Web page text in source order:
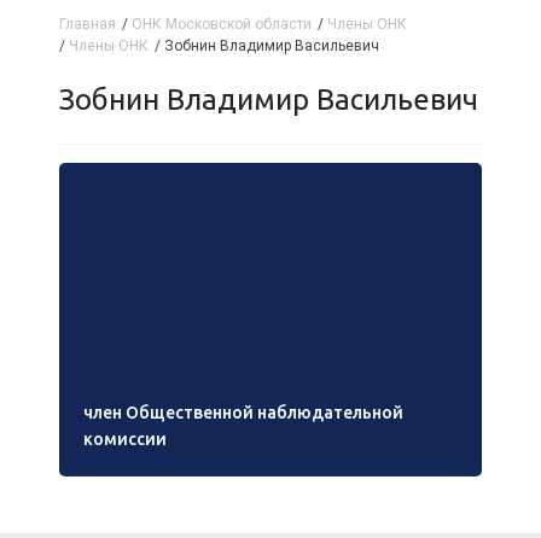
Главная / ОНК Московской области / Члены ОНК
/ Члены ОНК / Зобнин Владимир Васильевич
Зобнин Владимир Васильевич
член Общественной наблюдательной
комиссии